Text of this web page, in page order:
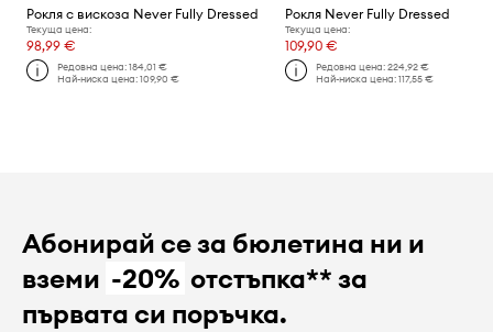
Рокля с вискоза Never Fully Dressed
Текуща цена:
98,99 €
Редовна цена:184,01 €
Най-ниска цена:109,90 €
Рокля Never Fully Dressed
Текуща цена:
109,90 €
Редовна цена: 224,92 €
Най-ниска цена: 117,55 €
Абонирай се за бюлетина ни и
вземи -20% отстъпка** за
първата си поръчка.